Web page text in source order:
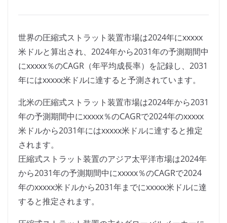
世界の圧縮式ストラット装置市場は2024年にxxxxx
米ドルと算出され、2024年から2031年の予測期間中
にxxxxx％のCAGR（年平均成長率）を記録し、2031
年にはxxxxx米ドルに達すると予測されています。
北米の圧縮式ストラット装置市場は2024年から2031
年の予測期間中にxxxxx％のCAGRで2024年のxxxxx
米ドルから2031年にはxxxxx米ドルに達すると推定
されます。
圧縮式ストラット装置のアジア太平洋市場は2024年
から2031年の予測期間中にxxxxx％のCAGRで2024
年のxxxxx米ドルから2031年までにxxxxx米ドルに達
すると推定されます。